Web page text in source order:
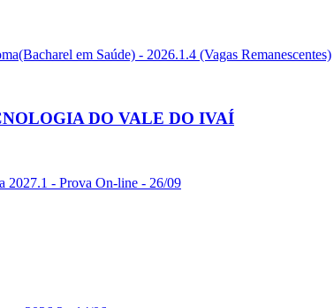
em Saúde) - 2026.1.4 (Vagas Remanescentes)
DO VALE DO IVAÍ
2027.1 - Prova On-line - 26/09